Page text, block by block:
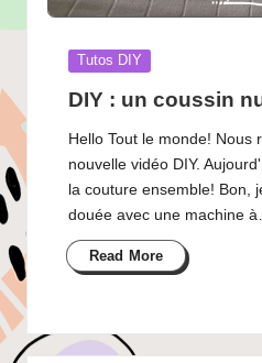
Posted
Tutos DIY
DIY : un coussin
Hello Tout le monde! Nous
nouvelle vidéo DIY.
la couture ensemble! Bon,
douée avec une machine
Read More